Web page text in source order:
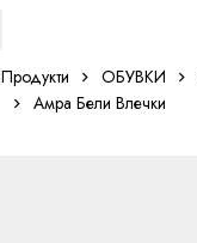
Продукти ОБУВКИ
Амра Бели Влечки